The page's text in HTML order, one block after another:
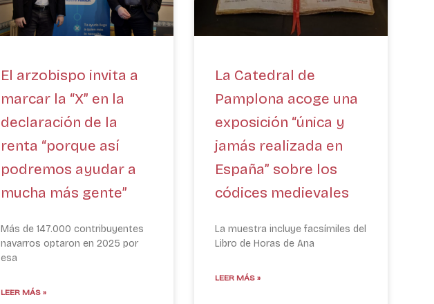
El arzobispo invita a
marcar la “X” en la
declaración de la
renta “porque así
podremos ayudar a
mucha más gente”
Más de 147.000 contribuyentes
navarros optaron en 2025 por
esa
LEER MÁS »
La Catedral de
Pamplona acoge una
exposición “única y
jamás realizada en
España” sobre los
códices medievales
La muestra incluye facsímiles del
Libro de Horas de Ana
LEER MÁS »